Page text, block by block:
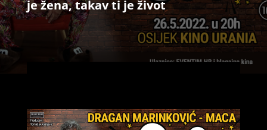
je žena, takav ti je život